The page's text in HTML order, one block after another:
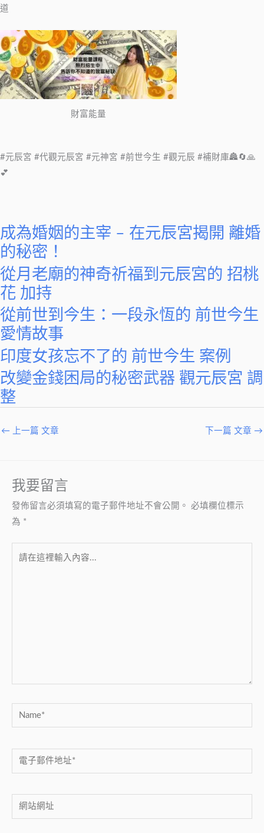
道
財富能量
#元辰宮 #代觀元辰宮 #元神宮 #前世今生 #觀元辰 #補財庫🏯🔄🙏
💕
成為婚姻的主宰 – 在元辰宮揭開 離婚
的秘密！
從月老廟的神奇祈福到元辰宮的 招桃
花 加持
從前世到今生：一段永恆的 前世今生
愛情故事
印度女孩忘不了的 前世今生 案例
改變金錢困局的秘密武器 觀元辰宮 調
整
← 上一篇 文章 下一篇 文章 →
我要留言
發佈留言必須填寫的電子郵件地址不會公開。 必填欄位標示
為 *
Name*
電
子
件
地
網
站